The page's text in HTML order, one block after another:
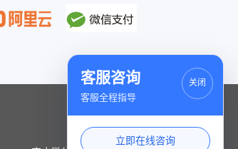
客服咨询
客服全程指导
关闭
立即在线咨询